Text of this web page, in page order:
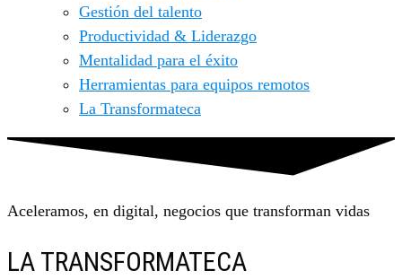
Gestión del talento
Productividad & Liderazgo
Mentalidad para el éxito
Herramientas para equipos remotos
La Transformateca
Aceleramos, en digital, negocios que transforman vidas
LA TRANSFORMATECA